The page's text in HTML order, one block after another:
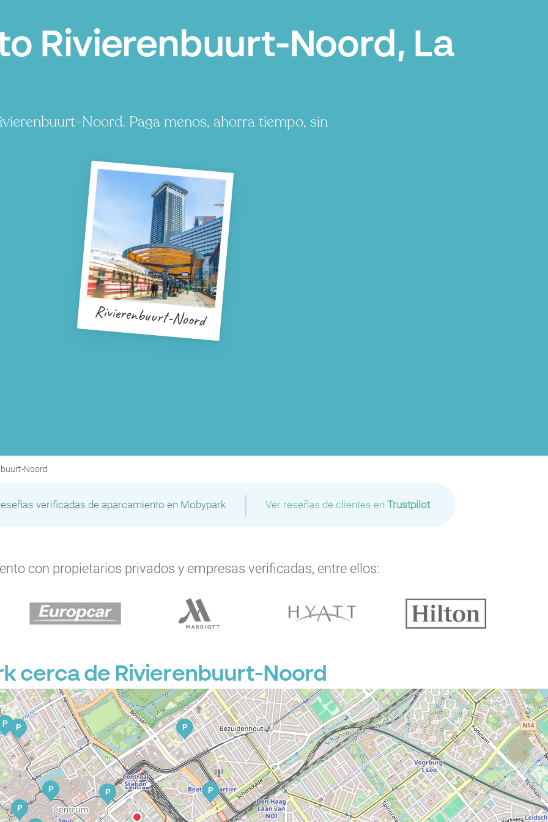
Rivierenbuurt-Noord, La
Noord. Paga menos, ahorra tiempo, sin
Rivierenbuurt-Noord
Noord
verificadas de aparcamiento en Mobypark | Ver reseñas de clientes en Trustpilot
con propietarios privados y empresas verificadas, entre ellos:
cerca de Rivierenbuurt-Noord
P P
P
P
P
P
P
P
P